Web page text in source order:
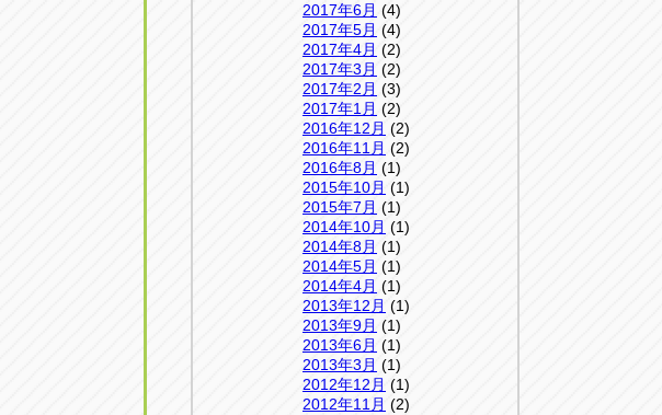
2017年6月 (4)
2017年5月 (4)
2017年4月 (2)
2017年3月 (2)
2017年2月 (3)
2017年1月 (2)
2016年12月 (2)
2016年11月 (2)
2016年8月 (1)
2015年10月 (1)
2015年7月 (1)
2014年10月 (1)
2014年8月 (1)
2014年5月 (1)
2014年4月 (1)
2013年12月 (1)
2013年9月 (1)
2013年6月 (1)
2013年3月 (1)
2012年12月 (1)
2012年11月 (2)